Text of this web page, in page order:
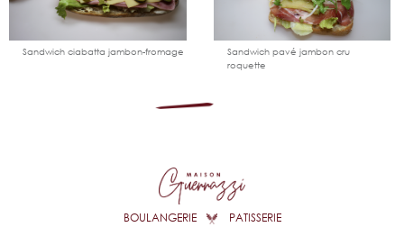
au
catalogue
le
produit
Sandwich ciabatta jambon-fromage
au
catalogue
le
produit
Sandwich pavé jambon cru
roquette
BOULANGERIE PATISSERIE